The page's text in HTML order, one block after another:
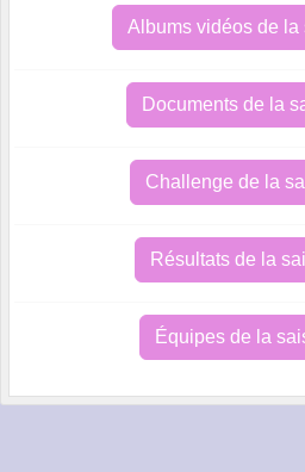
Albums vidéos de la
Documents de la
Challenge de la
Résultats de la
Équipes de la